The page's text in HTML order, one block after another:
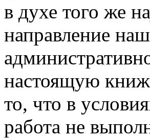
в духе того же
направление
настоящую
то, что в
работа не